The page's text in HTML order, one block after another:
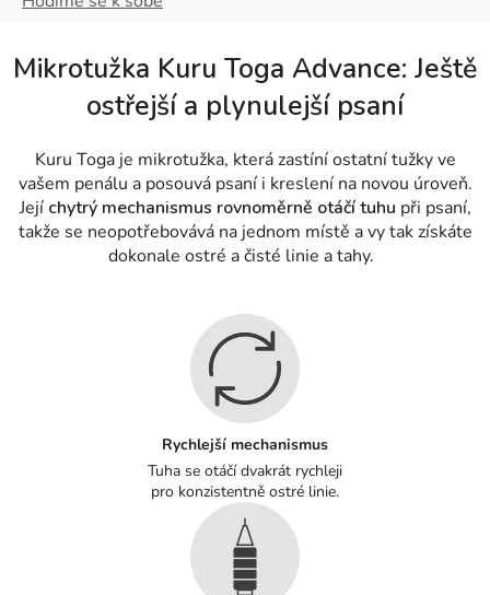
Mikrotužka Kuru Toga Advance: Ještě
ostřejší a plynulejší psaní
Kuru Toga je mikrotužka, která zastíní ostatní tužky ve
vašem penálu a posouvá psaní i kreslení na novou úroveň.
Její chytrý mechanismus rovnoměrně otáčí tuhu při psaní,
takže se neopotřebovává na jednom místě a vy tak získáte
dokonale ostré a čisté linie a tahy.
Rychlejší mechanismus
Tuha se otáčí dvakrát rychleji
pro konzistentně ostré linie.